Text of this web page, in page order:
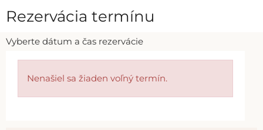
Rezervácia termínu
Vyberte dátum a čas rezervácie
Nenašiel sa žiaden voľný termín.